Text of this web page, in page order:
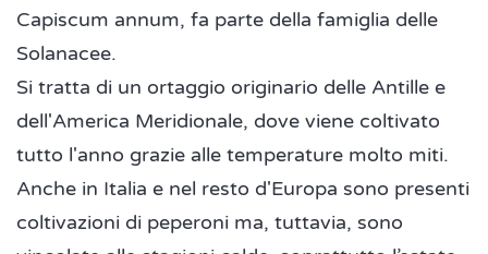
Capiscum annum, fa parte della famiglia delle
Solanacee.
Si tratta di un ortaggio originario delle Antille e
dell'America Meridionale, dove viene coltivato
tutto l'anno grazie alle temperature molto miti.
Anche in Italia e nel resto d'Europa sono presenti
coltivazioni di peperoni ma, tuttavia, sono